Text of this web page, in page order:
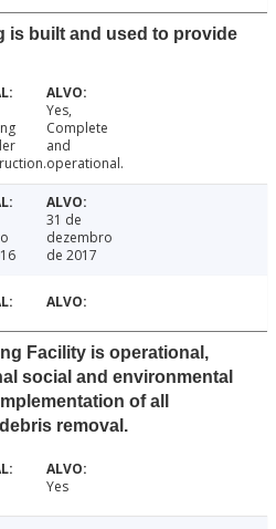
is built and used to provide
Yes,
Complete
and
operational.
31 de
dezembro
de 2017
Facility is operational,
social and environmental
of all
removal.
Yes